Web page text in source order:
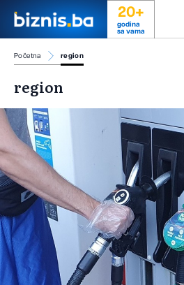
20+
godina
sa vama
Početna region
region